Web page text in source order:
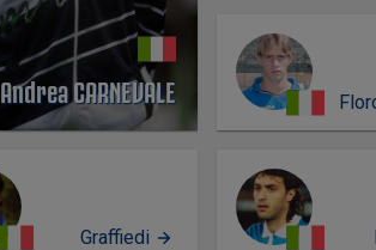
Andrea CARNEVALE
Graffiedi